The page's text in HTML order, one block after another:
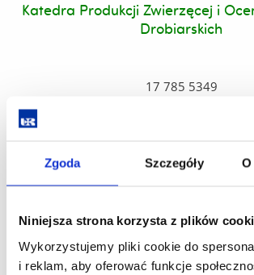
Zgoda Szczegóły
Niniejsza strona korzysta z plików
Wykorzystujemy pliki cookie do
i reklam, aby oferować funkcje
Katedra Produkcji Zwierzęcej i
Drobiarskich
17 785 5349
budynek D9, pokój 349
ul. A. Zelwerowicza 4, 35 - 601